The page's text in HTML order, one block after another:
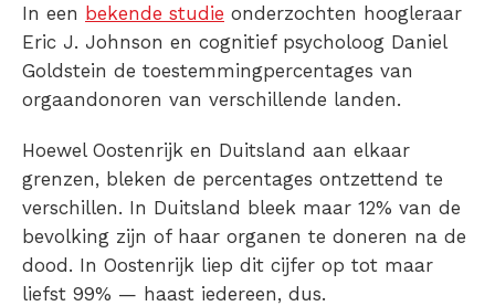
In een bekende studie onderzochten hoogleraar
Eric J. Johnson en cognitief psycholoog Daniel
Goldstein de toestemmingpercentages van
orgaandonoren van verschillende landen.
Hoewel Oostenrijk en Duitsland aan elkaar
grenzen, bleken de percentages ontzettend te
verschillen. In Duitsland bleek maar 12% van de
bevolking zijn of haar organen te doneren na de
dood. In Oostenrijk liep dit cijfer op tot maar
liefst 99% — haast iedereen, dus.